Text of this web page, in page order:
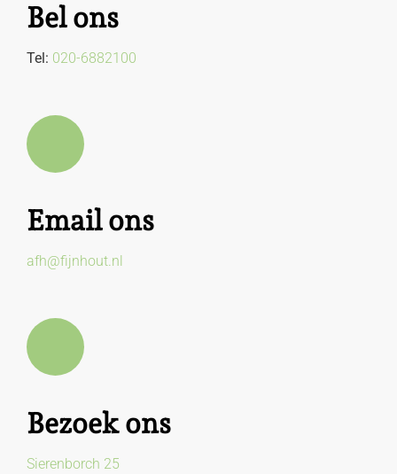
Bel ons
Tel: 020-6882100
Email ons
afh@fijnhout.nl
Bezoek ons
Sierenborch 25